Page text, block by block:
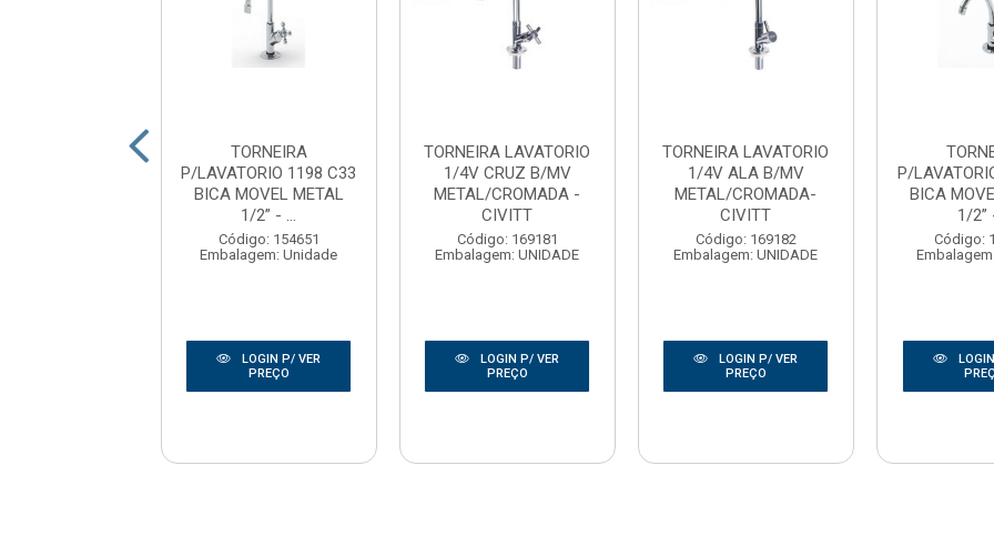
TORNEIRA
P/LAVATORIO 1198 C33
BICA MOVEL METAL
1/2” - ...
Código: 154651
Embalagem: Unidade
LOGIN P/ VER
PREÇO
TORNEIRA LAVATORIO
1/4V CRUZ B/MV
METAL/CROMADA -
CIVITT
Código: 169181
Embalagem: UNIDADE
LOGIN P/ VER
PREÇO
TORNEIRA LAVATORIO
1/4V ALA B/MV
METAL/CROMADA-
CIVITT
Código: 169182
Embalagem: UNIDADE
LOGIN P/ VER
PREÇO
P/
BICA
1/2”
Código: